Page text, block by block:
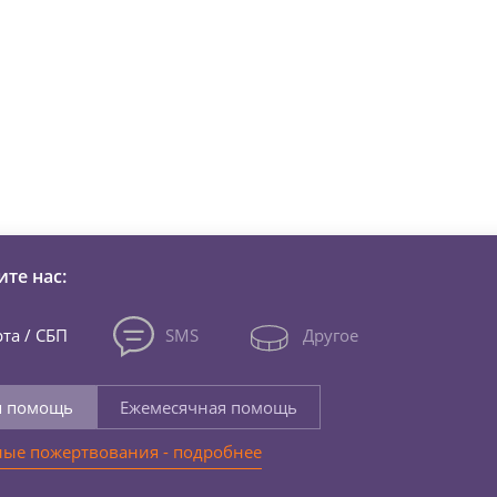
нас:
/ СБП SMS Другое
помощь
Ежемесячная помощь
пожертвования - подробнее